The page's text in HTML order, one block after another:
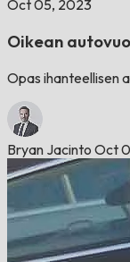
Oct 05, 2023
Oikean
Opas ihanteellisen
Bryan Jacinto Oct